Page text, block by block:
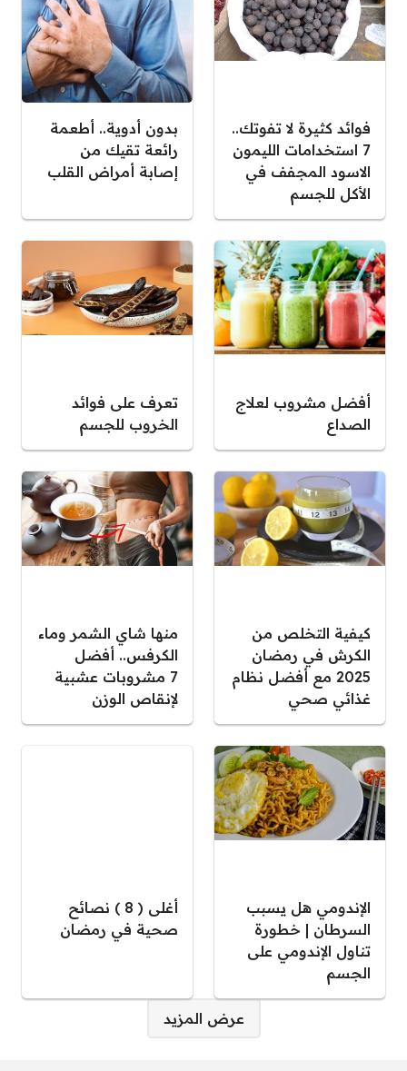
فوائد كثيرة لا تفوتك..
7 استخدامات الليمون
الاسود المجفف في
الأكل للجسم
بدون أدوية.. أطعمة
رائعة تقيك من
إصابة أمراض القلب
أفضل مشروب لعلاج
الصداع
تعرف على فوائد
الخروب للجسم
كيفية التخلص من
الكرش في رمضان
2025 مع أفضل نظام
غذائي صحي
منها شاي الشمر وماء
الكرفس.. أفضل
7 مشروبات عشبية
لإنقاص الوزن
الإندومي هل يسبب
السرطان | خطورة
تناول الإندومي على
الجسم
أغلى ( 8 ) نصائح
صحية في رمضان
عرض المزيد